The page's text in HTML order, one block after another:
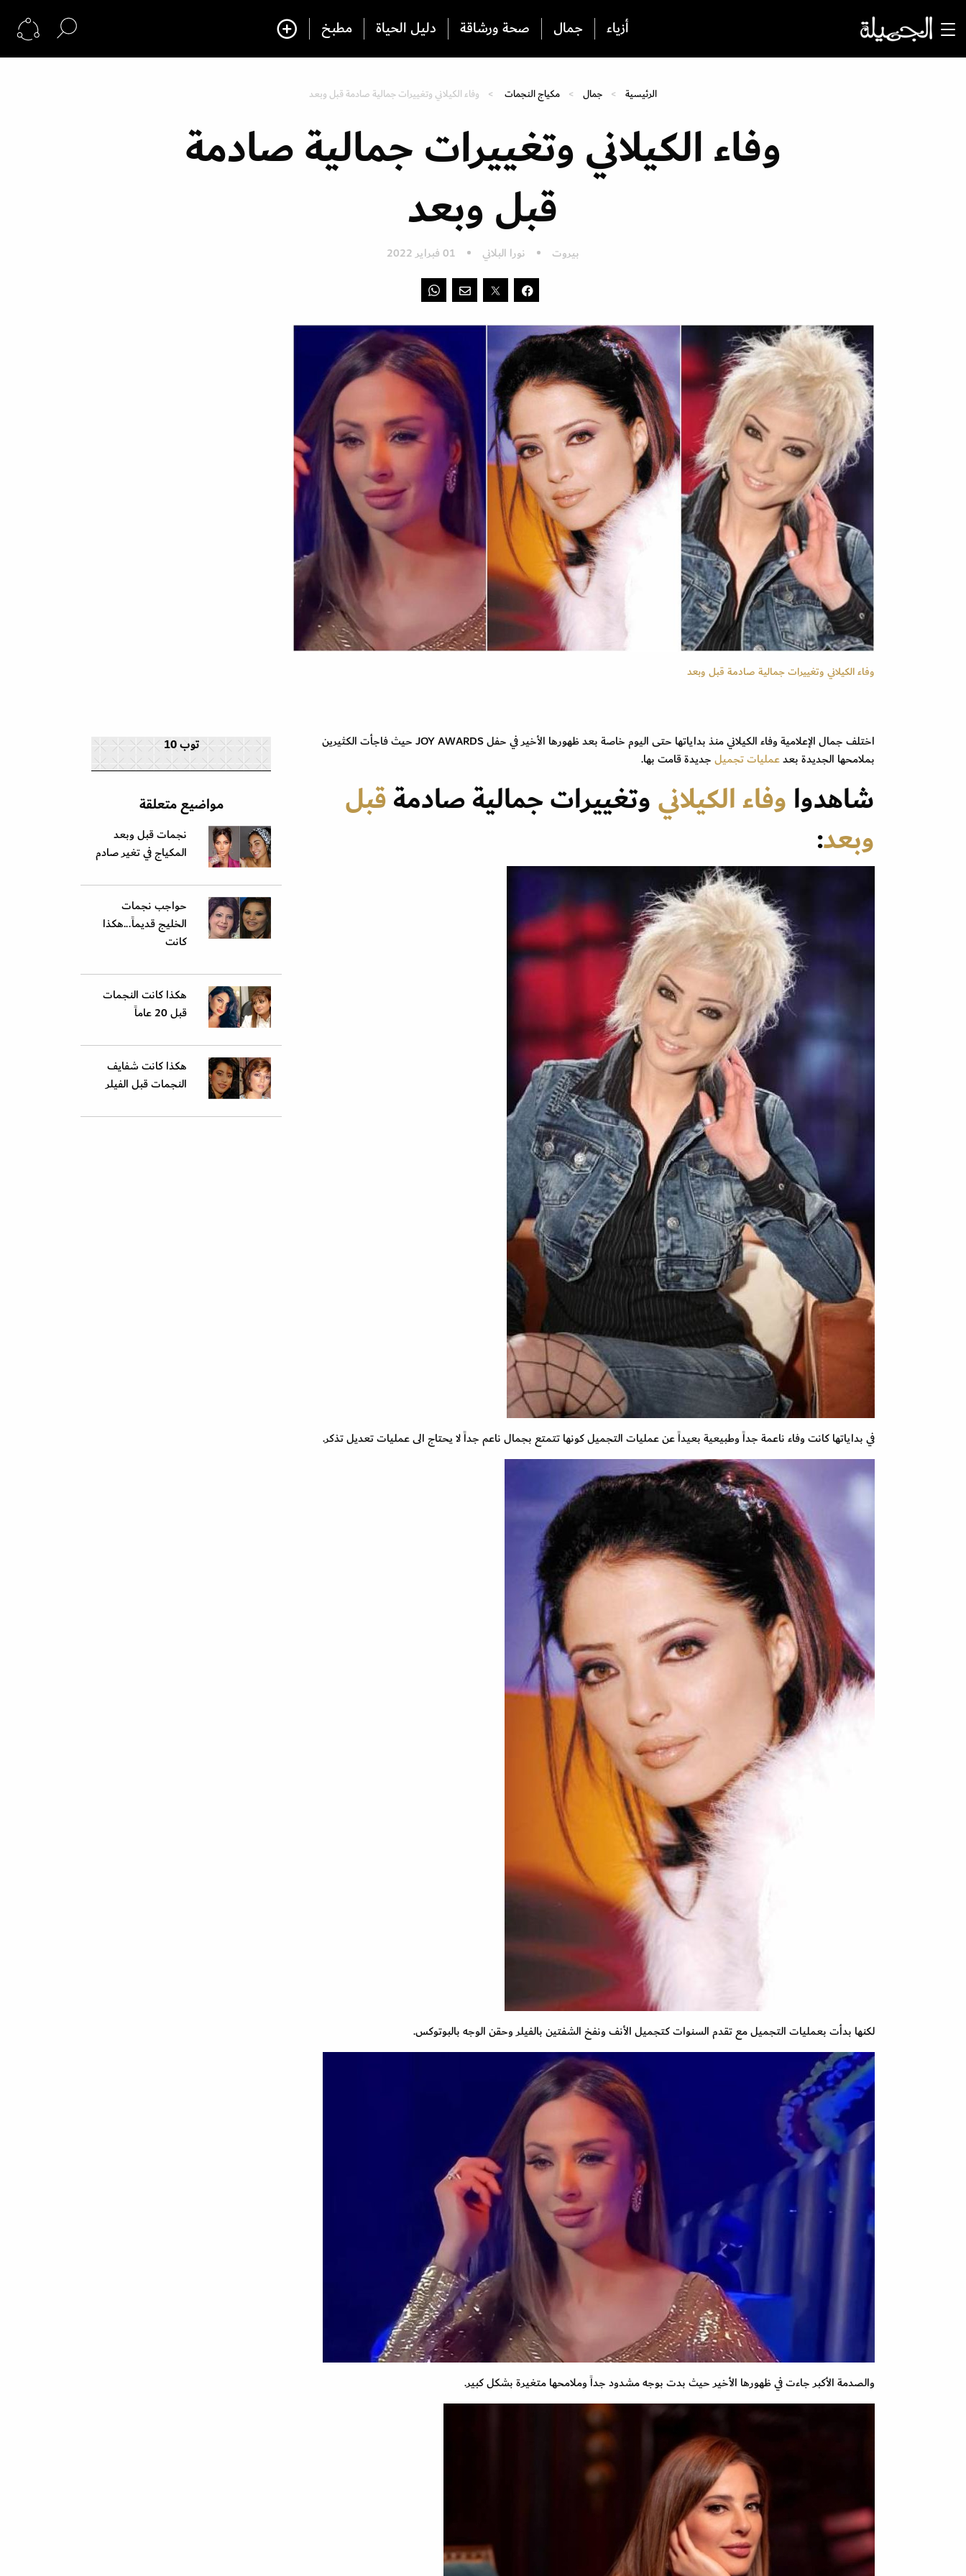
أزياء جمال صحة ورشاقة دليل الحياة مطبخ
الرئيسية جمال مكياج النجمات وفاء الكيلاني وتغييرات جمالية صادمة قبل وبعد
وفاء الكيلاني وتغييرات جمالية صادمة
قبل وبعد
بيروت نورا البلاني 01 فبراير 2022
وفاء الكيلاني وتغييرات جمالية صادمة قبل وبعد
اختلف جمال الإعلامية وفاء الكيلاني منذ بداياتها حتى اليوم خاصة بعد ظهورها الأخير في حفل JOY AWARDS حيث فاجأت الكثيرين
بملامحها الجديدة بعدعمليات تجميلجديدة قامت بها.
شاهدواوفاء الكيلانيوتغييرات جمالية صادمةقبل
وبعد:
في بداياتها كانت وفاء ناعمة جداً وطبيعية بعيداً عن عمليات التجميل كونها تتمتع بجمال ناعم جداً لا يحتاج الى عمليات تعديل تذكر.
لكنها بدأت بعمليات التجميل مع تقدم السنوات كتجميل الأنف ونفخ الشفتين بالفيلر وحقن الوجه بالبوتوكس.
والصدمة الأكبر جاءت في ظهورها الأخير حيث بدت بوجه مشدود جداً وملامحها متغيرة بشكل كبير.
توب 10
مواضيع متعلقة
نجمات قبل وبعد
المكياج في تغير صادم
حواجب نجمات
الخليج قديماً...هكذا
كانت
هكذا كانت النجمات
قبل 20 عاماً
هكذا كانت شفايف
النجمات قبل الفيلر